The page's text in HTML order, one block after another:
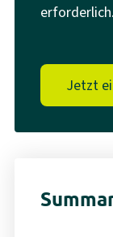
erforderlich.
Jetzt